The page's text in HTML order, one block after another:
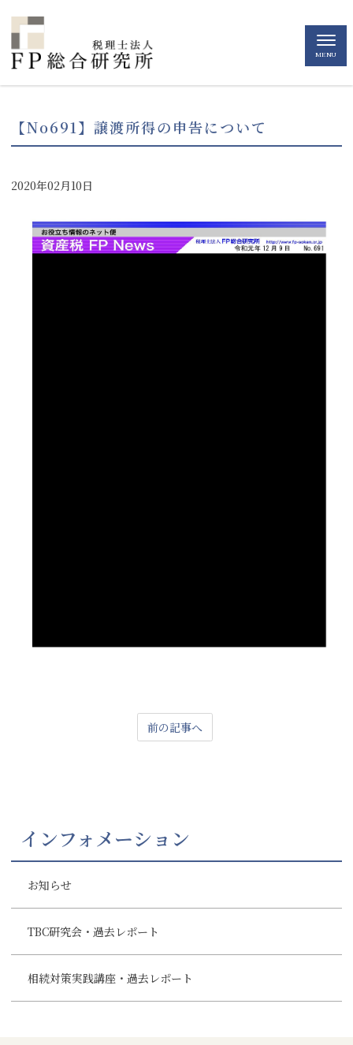
MENU
【No691】譲渡所得の申告について
2020年02月10日
前の記事へ
インフォメーション
お知らせ
TBC研究会・過去レポート
相続対策実践講座・過去レポート